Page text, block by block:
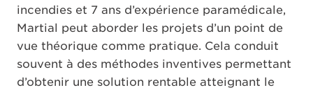
incendies et 7 ans d’expérience paramédicale,
Martial peut aborder les projets d’un point de
vue théorique comme pratique. Cela conduit
souvent à des méthodes inventives permettant
d’obtenir une solution rentable atteignant le